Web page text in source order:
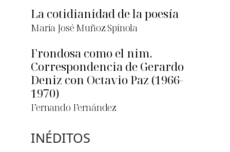
La cotidianidad de la poesía
María José Muñoz Spínola
Frondosa como el nim.
Correspondencia de Gerardo
Deniz con Octavio Paz (1966-
1970)
Fernando Fernández
INÉDITOS